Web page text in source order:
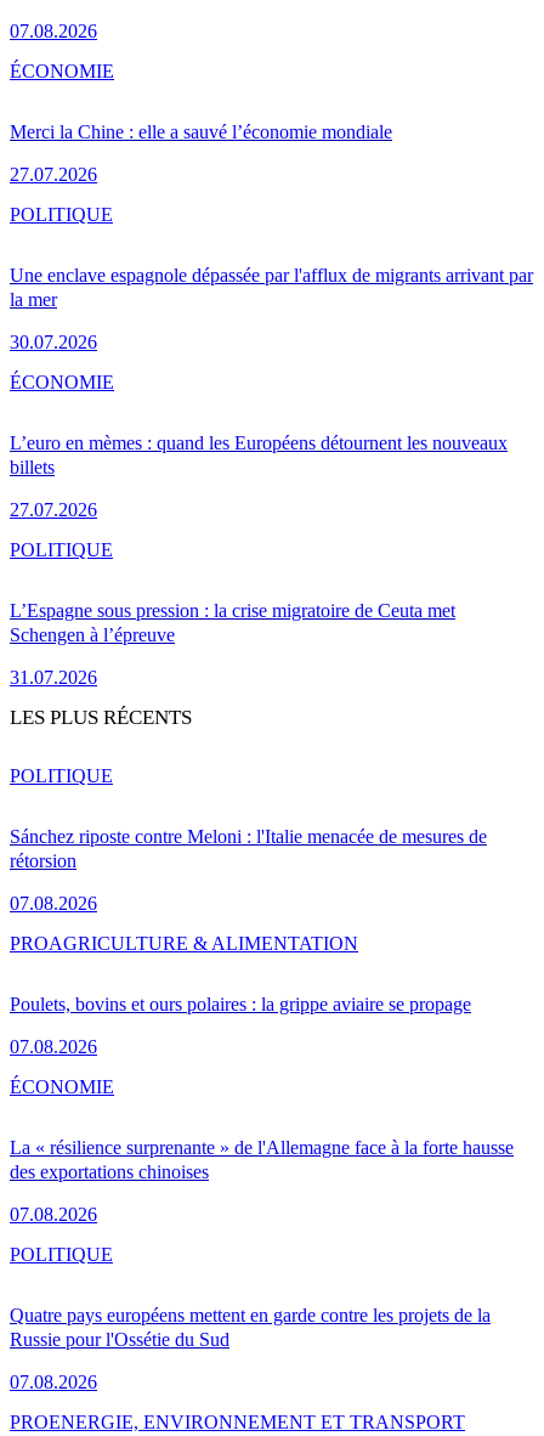
07.08.2026
Merci la Chine : elle a sauvé l’économie mondiale
27.07.2026
ÉCONOMIE
Une enclave espagnole dépassée par l'afflux de migrants arrivant par
la mer
30.07.2026
POLITIQUE
L’euro en mèmes : quand les Européens détournent les nouveaux
billets
27.07.2026
ÉCONOMIE
L’Espagne sous pression : la crise migratoire de Ceuta met
Schengen à l’épreuve
31.07.2026
POLITIQUE
LES PLUS RÉCENTS
Sánchez riposte contre Meloni : l'Italie menacée de mesures de
rétorsion
07.08.2026
POLITIQUE
Poulets, bovins et ours polaires : la grippe aviaire se propage
07.08.2026
PROAGRICULTURE & ALIMENTATION
La « résilience surprenante » de l'Allemagne face à la forte hausse
des exportations chinoises
07.08.2026
ÉCONOMIE
Quatre pays européens mettent en garde contre les projets de la
Russie pour l'Ossétie du Sud
07.08.2026
POLITIQUE
PROENERGIE, ENVIRONNEMENT ET TRANSPORT